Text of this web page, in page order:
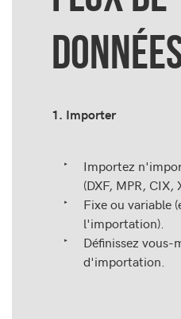
1. Importer
Importez
(DXF, MPR, CIX,
Fixe ou variable
l'importation).
Définissez vous-
d'importation.